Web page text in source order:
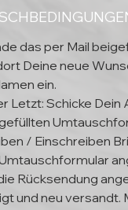
das per Mail
Deine neue
ein.
Letzt: Schicke
/ Einschreiben
Rücksendung
und neu versandt.